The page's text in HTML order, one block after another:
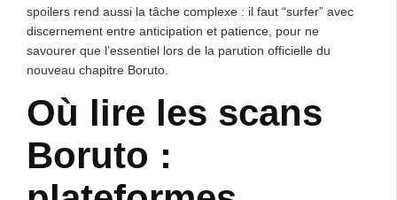
spoilers rend aussi la tâche complexe : il faut “surfer” avec
discernement entre anticipation et patience, pour ne
savourer que l’essentiel lors de la parution officielle du
nouveau chapitre Boruto.
Où lire les scans
Boruto :